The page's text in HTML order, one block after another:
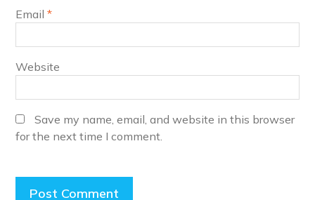
Email *
Website
Save my name, email, and website in this browser
for the next time I comment.